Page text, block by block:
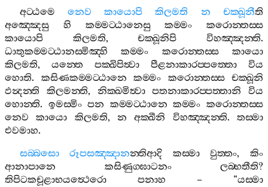
අට‍්ඨමෙ නෙව කායොපි කිලමති න චක‍්ඛූනීති
අඤ‍්ඤෙසු
හි කම‍්මට‍්ඨානෙසු කම‍්මං
කරොන‍්තස‍්ස
කායොපි
කිලමති,චක‍්ඛූනිපි විහඤ‍්ඤන‍්ති.
ධාතුකම‍්මට‍්ඨානස‍්මිඤ‍්හි
කම‍්මං කරොන‍්තස‍්ස
කායො
කිලමති, යන‍්තෙ පක‍්ඛිපිත්‍වා පීළනාකාරප‍්පත‍්තො
විය
හොති. කසිණකම‍්මට‍්ඨානෙ කම‍්මං කරොන‍්තස‍්ස
චක‍්ඛූනි
ඵන්‍දන‍්ති
කිලමන‍්ති, නික‍්ඛමිත්‍වා පතනාකාරප‍්පත‍්තානි
විය
හොන‍්ති. ඉමස‍්මිං පන කම‍්මට‍්ඨානෙ කම‍්මං කරොන‍්තස‍්ස
නෙව
කායො කිලමති,න අක‍්ඛීනි විහඤ‍්ඤන‍්ති.තස‍්මා
එවමාහ.
සබ‍්බසො
රූපසඤ‍්ඤානන‍්තිආදි කස‍්මා වුත‍්තං, කිං
ආනාපානෙ
කසිණුග‍්ඝාටනං ලබ‍්භතීති?
තිපිටකචූළාභයත්‍ථෙරො
පනාහ – “යස‍්මා